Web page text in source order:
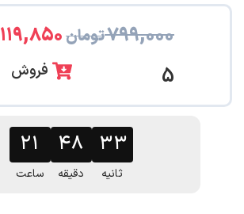
۷۹۹,۰۰۰تومان۱۱۹,۸۵۰
5 فروش
۲۱
ساعت
۴۸
دقیقه
۳۲
ثانیه